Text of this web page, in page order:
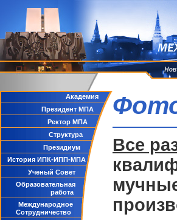
Академия
Президент МПА
Ректор МПА
Структура
Президиум
История ИПК-ИПП-МПА
Ученый Совет
Образовательная
работа
Международное
Сотрудничество
Все